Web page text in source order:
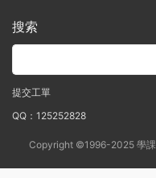
搜索
提交工單
QQ：125252828
Copyright ©1996-2025 學課